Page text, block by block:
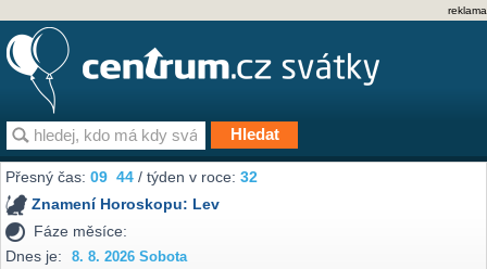
reklama
Přesný čas:09 44 / týden v roce:32
Znamení Horoskopu: Lev
Fáze měsíce:
Dnes je:
8. 8. 2026 Sobota